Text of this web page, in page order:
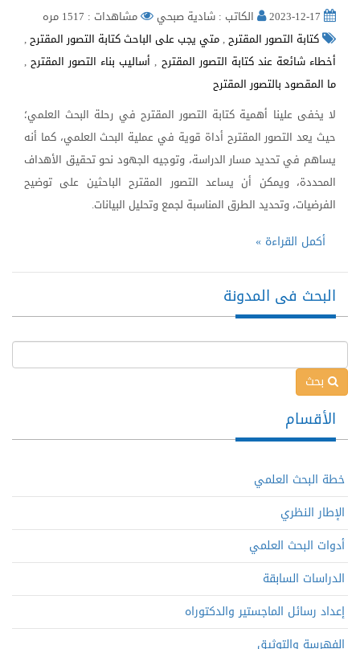
الكاتب : شادية صبحي
مشاهدات : 1517 مره
كتابة التصور المقترح,متي يجب على الباحث كتابة التصور المقترح,
أخطاء شائعة عند كتابة التصور المقترح , أساليب بناء التصور المقترح,
ما المقصود بالتصور المقترح
لا يخفى علينا أهمية كتابة التصور المقترح في رحلة البحث العلمي؛
حيث يعد التصور المقترح أداة قوية في عملية البحث العلمي، كما أنه
يساهم في تحديد مسار الدراسة، وتوجيه الجهود نحو تحقيق الأهداف
المحددة، ويمكن أن يساعد التصور المقترح الباحثين على توضيح
الفرضيات، وتحديد الطرق المناسبة لجمع وتحليل البيانات.
أكمل القراءة »
البحث فى المدونة
بحث
الأقسام
خطة البحث العلمي
الإطار النظري
أدوات البحث العلمي
الدراسات السابقة
إعداد رسائل الماجستير والدكتوراه
الفهرسة والتوثيق